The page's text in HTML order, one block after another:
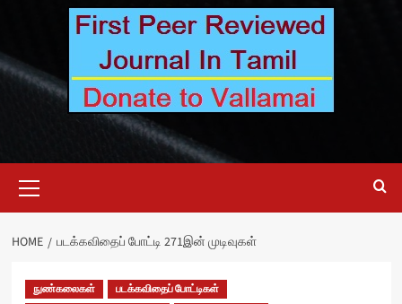
Menu
HOME படக்கவிதைப் போட்டி 271இன் முடிவுகள்
நுண்கலைகள்
படக்கவிதைப் போட்டிகள்